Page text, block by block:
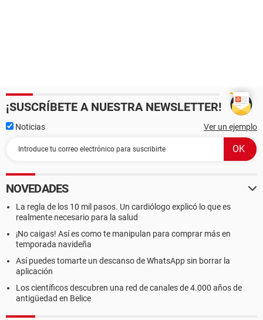
¡SUSCRÍBETE A NUESTRA NEWSLETTER!
Noticias Ver un ejemplo
NOVEDADES
La regla de los 10 mil pasos. Un cardiólogo explicó lo que es
realmente necesario para la salud
¡No caigas! Así es como te manipulan para comprar más en
temporada navideña
Así puedes tomarte un descanso de WhatsApp sin borrar la
aplicación
Los científicos descubren una red de canales de 4.000 años de
antigüedad en Belice